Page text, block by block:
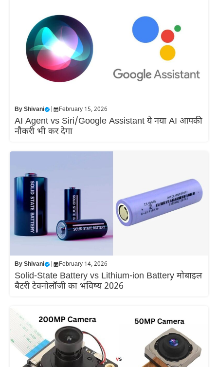
ByShivani February 15, 2026
AI Agent vs Siri/Google Assistant ये नया AI आपकी
नौकरी भी कर देगा
ByShivani February 14, 2026
Solid-State Battery vs Lithium-ion Battery मोबाइल
बैटरी टेक्नोलॉजी का भविष्य 2026